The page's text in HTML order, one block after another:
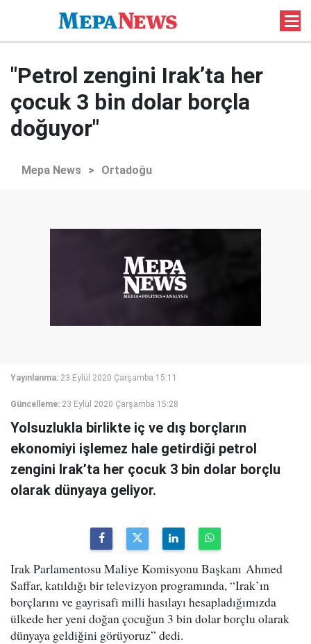
"Petrol zengini Irak’ta her
çocuk 3 bin dolar borçla
doğuyor"
Mepa News > Ortadoğu
Yayınlanma: 23 Eylül 2020 Çarşamba 15:11
Güncelleme: 23 Eylül 2020 Çarşamba 15:28
Yolsuzlukla birlikte iç ve dış borçların
ekonomiyi işlemez hale getirdiği petrol
zengini Irak’ta her çocuk 3 bin dolar borçlu
olarak dünyaya geliyor.
Irak Parlamentosu Maliye Komisyonu Başkanı Ahmed
Saffar, katıldığı bir televizyon programında, “Irak’ın
borçlarını ve gayrisafi milli hasılayı hesapladığımızda
ülkede her yeni doğan çocuğun 3 bin dolar borçlu olarak
dünyaya geldiğini görüyoruz” dedi.